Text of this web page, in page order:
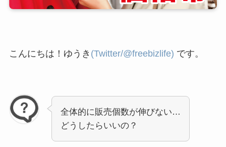
こんにちは！ゆうき (Twitter/@freebizlife) です。
全体的に販売個数が伸びない…
どうしたらいいの？